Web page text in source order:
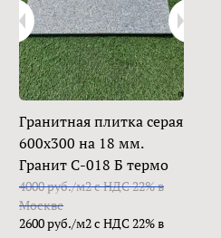
Гранитная плитка серая
600х300 на 18 мм.
Гранит С-018 Б термо
4000 руб./м2 с НДС 22% в
Москве
2600 руб./м2 с НДС 22% в